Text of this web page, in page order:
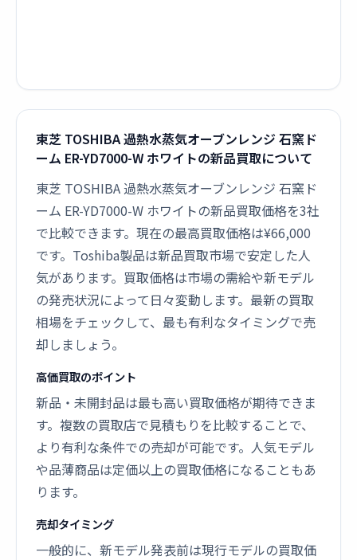
東芝 TOSHIBA 過熱水蒸気オーブンレンジ 石窯ド
ーム ER-YD7000-W ホワイトの新品買取について
東芝 TOSHIBA 過熱水蒸気オーブンレンジ 石窯ド
ーム ER-YD7000-W ホワイトの新品買取価格を3社
で比較できます。現在の最高買取価格は¥66,000
です。Toshiba製品は新品買取市場で安定した人
気があります。買取価格は市場の需給や新モデル
の発売状況によって日々変動します。最新の買取
相場をチェックして、最も有利なタイミングで売
却しましょう。
高価買取のポイント
新品・未開封品は最も高い買取価格が期待できま
す。複数の買取店で見積もりを比較することで、
より有利な条件での売却が可能です。人気モデル
や品薄商品は定価以上の買取価格になることもあ
ります。
売却タイミング
一般的に、新モデル発表前は現行モデルの買取価